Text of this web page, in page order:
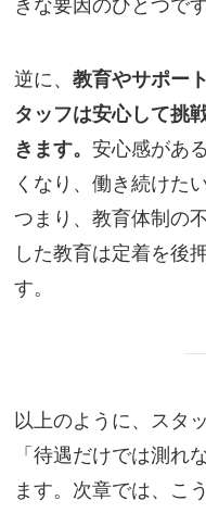
きな要因のひとつです
逆に、教育やサポー
タッフは安心して挑
きます。安心感があ
くなり、働き続けた
つまり、教育体制の
した教育は定着を後
す。
以上のように、スタ
「待遇だけでは測れ
ます。次章では、こ